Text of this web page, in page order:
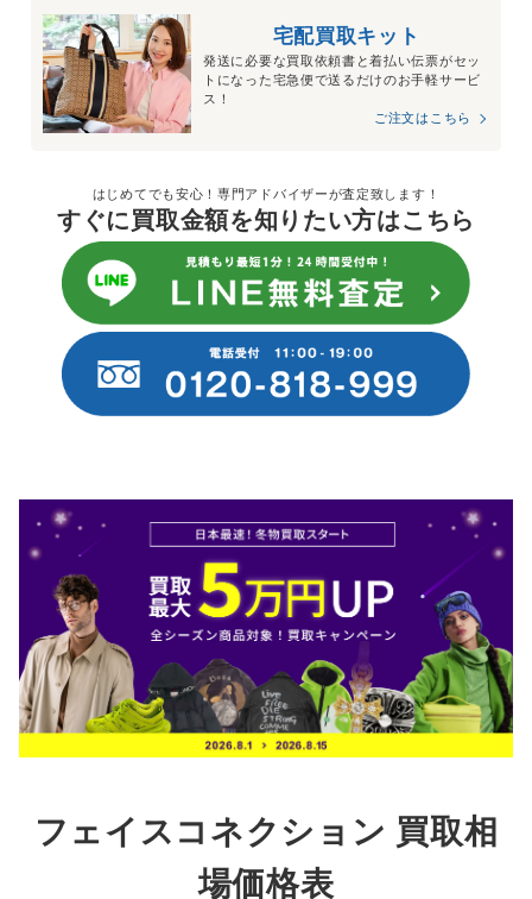
宅配買取キット
発送に必要な買取依頼書と着払い伝票がセッ
トになった宅急便で送るだけのお手軽サービ
ス！
ご注文はこちら
はじめてでも安心！専門アドバイザーが査定致します！
すぐに買取金額を知りたい方はこちら
フェイスコネクション 買取相
場価格表